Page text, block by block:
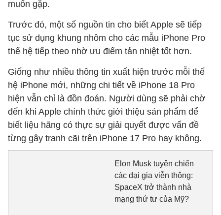
muốn gặp.
Trước đó, một số nguồn tin cho biết Apple sẽ tiếp
tục sử dụng khung nhôm cho các mẫu iPhone Pro
thế hệ tiếp theo nhờ ưu điểm tản nhiệt tốt hơn.
Giống như nhiều thông tin xuất hiện trước mỗi thế
hệ iPhone mới, những chi tiết về iPhone 18 Pro
hiện vẫn chỉ là đồn đoán. Người dùng sẽ phải chờ
đến khi Apple chính thức giới thiệu sản phẩm để
biết liệu hãng có thực sự giải quyết được vấn đề
từng gây tranh cãi trên iPhone 17 Pro hay không.
Elon Musk tuyên chiến
các đại gia viễn thông:
SpaceX trở thành nhà
mạng thứ tư của Mỹ?